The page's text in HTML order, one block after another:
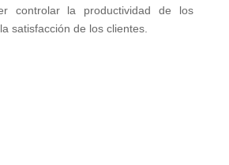
controlar la productividad de los
satisfacción de los clientes.